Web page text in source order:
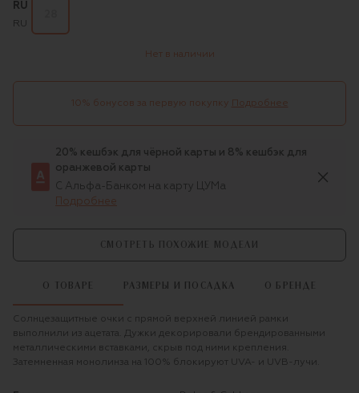
RU
RU
Нет в наличии
10% бонусов за первую покупку Подробнее
20% кешбэк для чёрной карты и 8% кешбэк для
оранжевой карты
С Альфа-Банком на карту ЦУМа
Подробнее
СМОТРЕТЬ ПОХОЖИЕ МОДЕЛИ
О ТОВАРЕ РАЗМЕРЫ И ПОСАДКА О БРЕНДЕ
Солнцезащитные очки с прямой верхней линией рамки
выполнили из ацетата. Дужки декорировали брендированными
металлическими вставками, скрыв под ними крепления.
Затемненная монолинза на 100% блокируют UVA- и UVB-лучи.